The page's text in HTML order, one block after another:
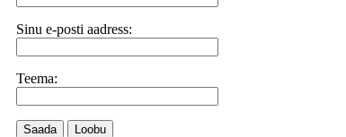
Sinu e-posti aadress:
Teema:
Saada Loobu